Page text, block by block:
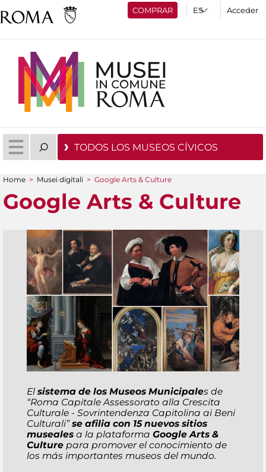
COMPRAR Acceder
TODOS LOS MUSEOS CÍVICOS
You are here
Home > Musei digitali > Google Arts & Culture
Google Arts & Culture
El sistema de los Museos Municipales de
“Roma Capitale Assessorato alla Crescita
Culturale - Sovrintendenza Capitolina ai Beni
Culturali”se afilia con 15 nuevos sitios
museales a la plataforma Google Arts &
Culture para promover el conocimiento de
los más importantes museos del mundo.